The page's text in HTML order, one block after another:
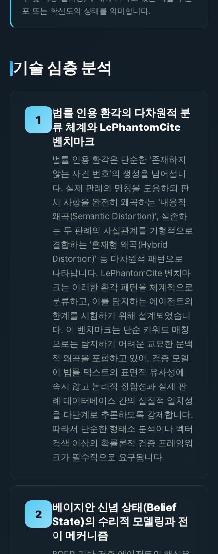
포 또는 확신도의 상태를 의미합니다.
기술 심층 분석
1
법률 인용 환각의 다차원적 분
류 체계와 LePhantomCite
벤치마크
법률 인용 환각은 단순한 '존재하지
않는 사건 번호'의 생성을 넘어섭니
다. 실제 판례의 명칭을 도용하되 판
시 사항을 완전히 왜곡하는 '내용적
왜곡(Semantic Distortion)', 실존하
는 두 판례의 사실관계를 기형적으로
결합하는 '혼재형 왜곡(Hybrid
Distortion)' 등 다차원적 패턴으로
나타납니다. LePhantomCite 벤치마
크는 이러한 환각 패턴을 체계적으로
분류하고, 이를 탐지하는 에이전트의
한계를 시험하기 위해 설계되었습니
다. 이 벤치마크는 단순 키워드 매칭
으로는 탐지하기 어려운 교묘한 문맥
적 왜곡을 포함하고 있어, 검증 모델
이 법률 텍스트의 표면적 유사성에
속지 않고 논리적 정합성과 실제 판
례 데이터베이스 간의 실질적 일치성
을 다단계로 추론하도록 강제합니다.
따라서 단순한 형태소 분석이나 벡터
검색 이상의 확률론적 검증 프레임워
크가 필수적으로 요구됩니다.
2
베이지안 신념 상태(Belief
State)의 수리적 모델링과 전
이 메커니즘